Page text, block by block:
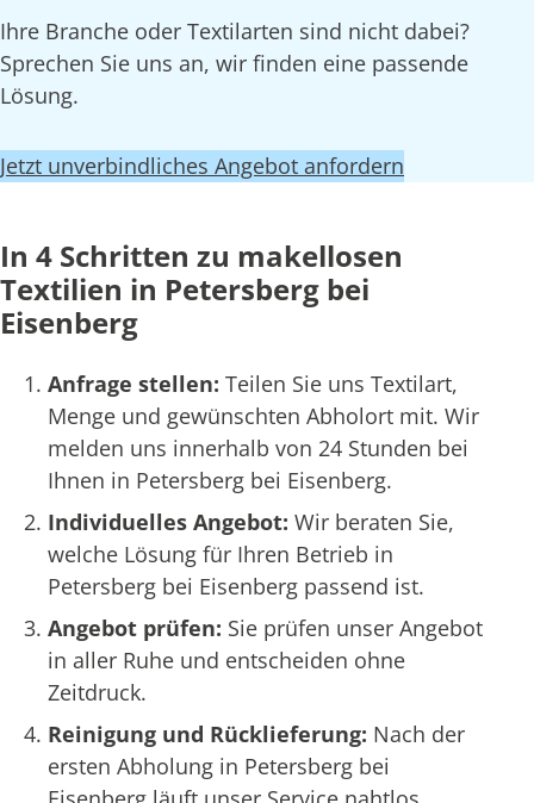
Ihre Branche oder Textilarten sind nicht dabei?
Sprechen Sie uns an, wir finden eine passende
Lösung.
Jetzt unverbindliches Angebot anfordern
In 4 Schritten zu makellosen
Textilien in Petersberg bei
Eisenberg
Anfrage stellen: Teilen Sie uns Textilart,
Menge und gewünschten Abholort mit. Wir
melden uns innerhalb von 24 Stunden bei
Ihnen in Petersberg bei Eisenberg.
Individuelles Angebot: Wir beraten Sie,
welche Lösung für Ihren Betrieb in
Petersberg bei Eisenberg passend ist.
Angebot prüfen: Sie prüfen unser Angebot
in aller Ruhe und entscheiden ohne
Zeitdruck.
Reinigung und Rücklieferung: Nach der
ersten Abholung in Petersberg bei